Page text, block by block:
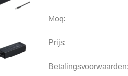
Moq:
Prijs:
Betalingsvoorwaarden: